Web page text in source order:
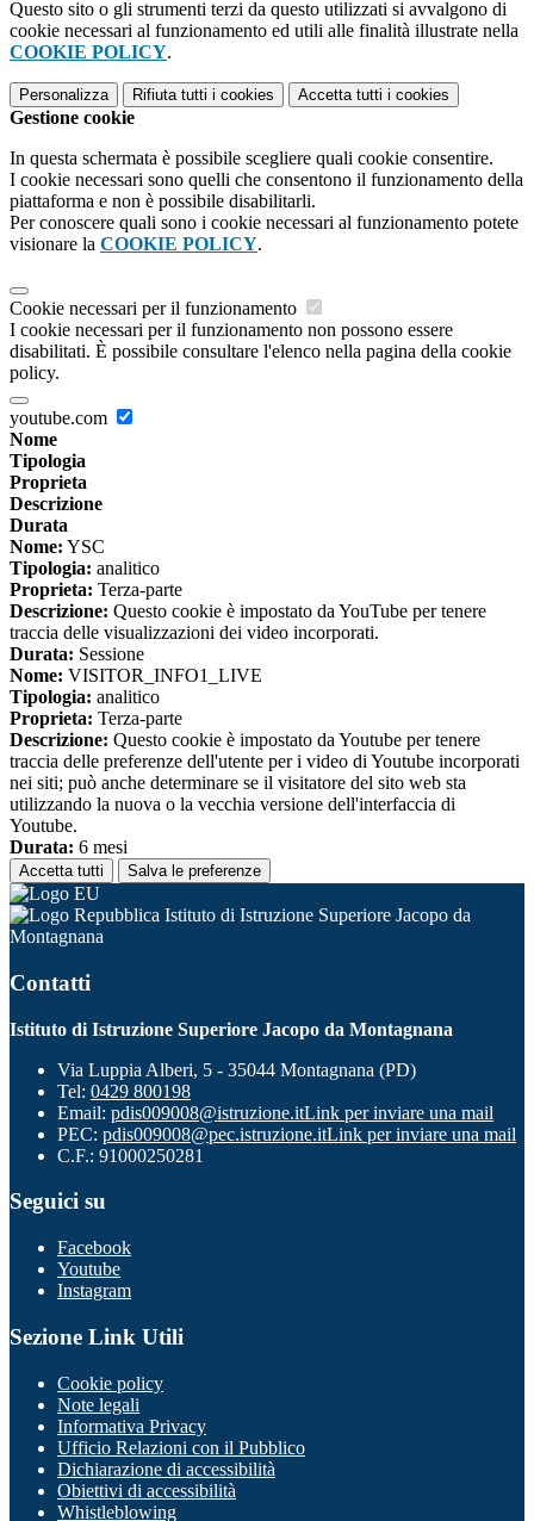
Questo sito o gli strumenti terzi da questo utilizzati si avvalgono di
cookie necessari al funzionamento ed utili alle finalità illustrate nella
COOKIE POLICY.
Personalizza Rifiuta tutti i cookies Accetta tutti i cookies
Gestione cookie
In questa schermata è possibile scegliere quali cookie consentire.
I cookie necessari sono quelli che consentono il funzionamento della
piattaforma e non è possibile disabilitarli.
Per conoscere quali sono i cookie necessari al funzionamento potete
visionare la COOKIE POLICY.
Cookie necessari per il funzionamento
I cookie necessari per il funzionamento non possono essere
disabilitati. È possibile consultare l'elenco nella pagina della cookie
policy.
youtube.com
Nome
Tipologia
Proprieta
Descrizione
Durata
Nome: YSC
Tipologia: analitico
Proprieta: Terza-parte
Descrizione: Questo cookie è impostato da YouTube per tenere
traccia delle visualizzazioni dei video incorporati.
Durata: Sessione
Nome: VISITOR_INFO1_LIVE
Tipologia: analitico
Proprieta: Terza-parte
Descrizione: Questo cookie è impostato da Youtube per tenere
traccia delle preferenze dell'utente per i video di Youtube incorporati
nei siti; può anche determinare se il visitatore del sito web sta
utilizzando la nuova o la vecchia versione dell'interfaccia di
Youtube.
Durata: 6 mesi
Accetta tutti Salva le preferenze
Istituto di Istruzione Superiore Jacopo da
Montagnana
Contatti
Istituto di Istruzione Superiore Jacopo da Montagnana
Via Luppia Alberi, 5 - 35044 Montagnana (PD)
Tel: 0429 800198
Email: pdis009008@istruzione.itLink per inviare una mail
PEC: pdis009008@pec.istruzione.itLink per inviare una mail
C.F.: 91000250281
Seguici su
Facebook
Youtube
Instagram
Sezione Link Utili
Cookie policy
Note legali
Informativa Privacy
Ufficio Relazioni con il Pubblico
Dichiarazione di accessibilità
Obiettivi di accessibilità
Whistleblowing